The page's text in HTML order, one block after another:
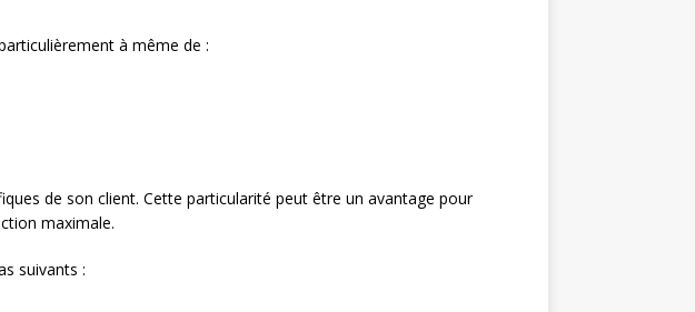
à même de :
de son client. Cette particularité peut être un avantage pour
maximale.
suivants :